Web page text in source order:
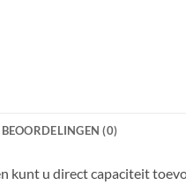
BEOORDELINGEN (0)
u direct capaciteit